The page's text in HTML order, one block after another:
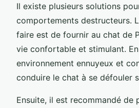
Il existe plusieurs solutions
comportements destructeurs.
faire est de fournir au chat de
vie confortable et stimulant.
environnement ennuyeux et
conduire le chat à se défouler
Ensuite, il est recommandé de